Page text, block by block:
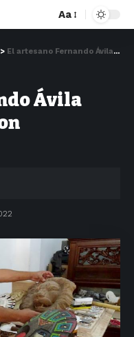
Aa
> El artesano Fernando Ávila pule sus figuras con creatividad.
Ávila